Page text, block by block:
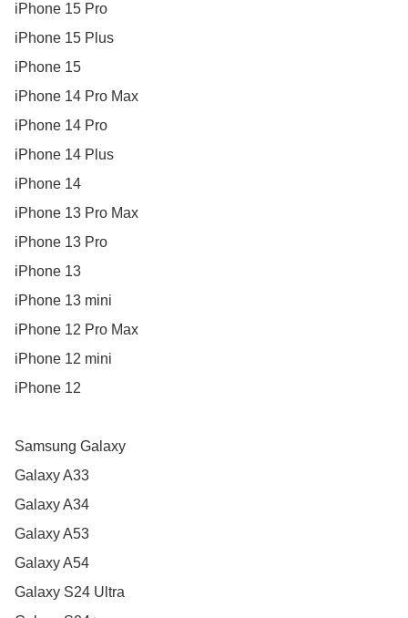
iPhone 15 Pro
iPhone 15 Plus
iPhone 15
iPhone 14 Pro Max
iPhone 14 Pro
iPhone 14 Plus
iPhone 14
iPhone 13 Pro Max
iPhone 13 Pro
iPhone 13
iPhone 13 mini
iPhone 12 Pro Max
iPhone 12 mini
iPhone 12
Samsung Galaxy
Galaxy A33
Galaxy A34
Galaxy A53
Galaxy A54
Galaxy S24 Ultra